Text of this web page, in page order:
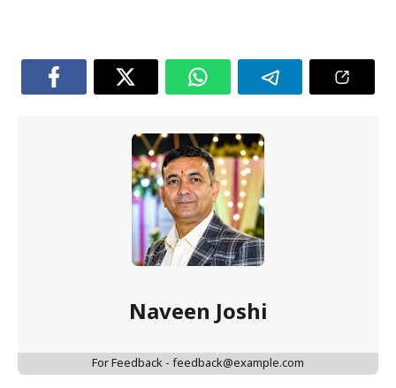
Naveen Joshi
For Feedback - feedback@example.com